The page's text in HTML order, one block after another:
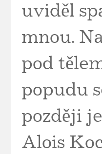
uviděl
mnou.
pod
popudu
později
Alois